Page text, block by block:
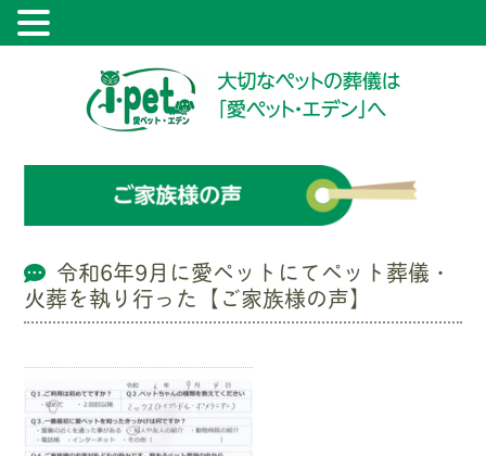
令和6年9月に愛ペットにてペット葬儀・
火葬を執り行った【ご家族様の声】